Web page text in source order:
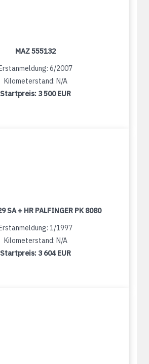
MAZ 555132
6/2007
Kilometerstand: N/A
Startpreis: 3 500 EUR
SA + HR PALFINGER PK 8080
1/1997
Kilometerstand: N/A
Startpreis: 3 604 EUR